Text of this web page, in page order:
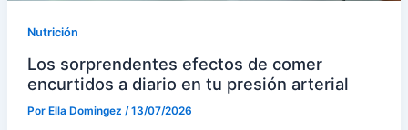
Nutrición
Los sorprendentes efectos de comer
encurtidos a diario en tu presión arterial
Por Ella Domingez /13/07/2026